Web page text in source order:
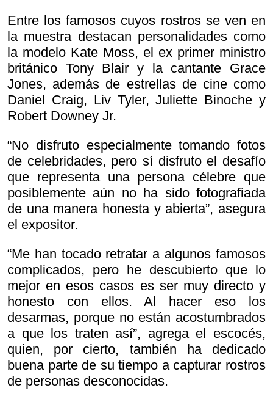
Entre los famosos cuyos rostros se ven en
la muestra destacan personalidades como
la modelo Kate Moss, el ex primer ministro
británico Tony Blair y la cantante Grace
Jones, además de estrellas de cine como
Daniel Craig, Liv Tyler, Juliette Binoche y
Robert Downey Jr.
“No disfruto especialmente tomando fotos
de celebridades, pero sí disfruto el desafío
que representa una persona célebre que
posiblemente aún no ha sido fotografiada
de una manera honesta y abierta”, asegura
el expositor.
“Me han tocado retratar a algunos famosos
complicados, pero he descubierto que lo
mejor en esos casos es ser muy directo y
honesto con ellos. Al hacer eso los
desarmas, porque no están acostumbrados
a que los traten así”, agrega el escocés,
quien, por cierto, también ha dedicado
buena parte de su tiempo a capturar rostros
de personas desconocidas.